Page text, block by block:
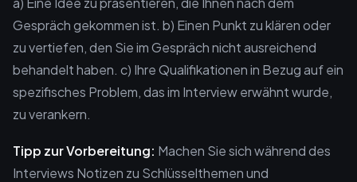
Gespräch gekommen ist. b) Einen Punkt zu klären oder
zu vertiefen, den Sie im Gespräch nicht ausreichend
behandelt haben. c) Ihre Qualifikationen in Bezug auf ein
spezifisches Problem, das im Interview erwähnt wurde,
zu verankern.
Tipp zur Vorbereitung: Machen Sie sich während des
Interviews Notizen zu Schlüsselthemen und